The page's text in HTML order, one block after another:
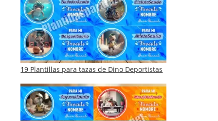
19 Plantillas para tazas de Dino Deportistas